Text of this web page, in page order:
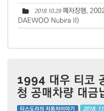
2018.10.29 폐차장행,
DAEWOO Nubira II)
1994 대우 티코
청 공매차량 대금
티스도리의 자동차이야기 2018.